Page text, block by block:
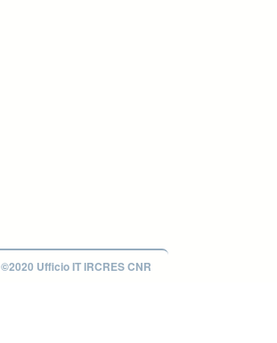
©2020 Ufficio IT IRCRES CNR